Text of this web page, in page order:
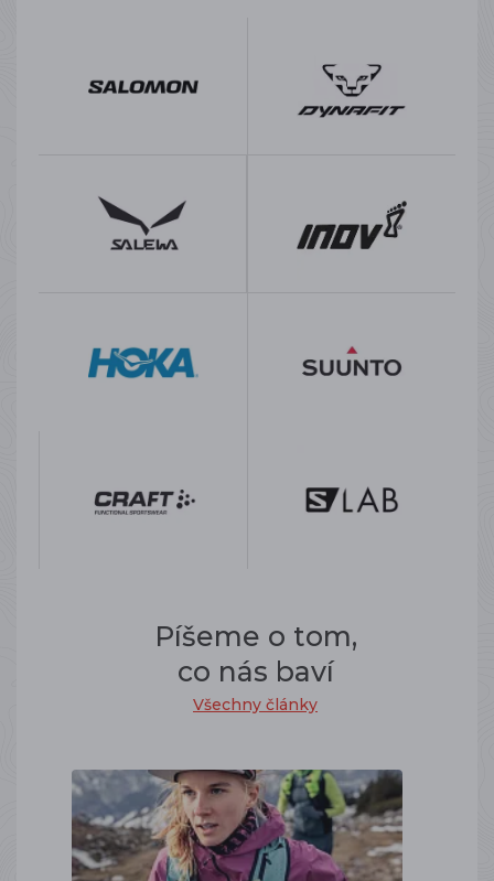
Píšeme o tom,
co nás baví
Všechny články